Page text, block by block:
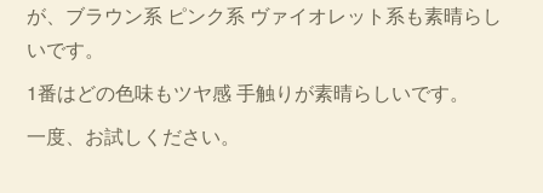
が、ブラウン系 ピンク系 ヴァイオレット系も素晴らし
いです。
1番はどの色味もツヤ感 手触りが素晴らしいです。
一度、お試しください。